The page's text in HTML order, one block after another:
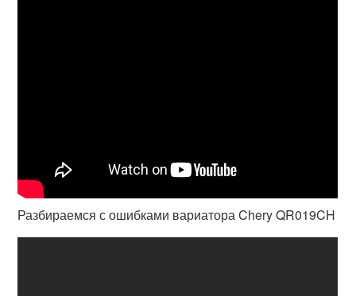
Разбираемся с ошибками вариатора Chery QR019CH